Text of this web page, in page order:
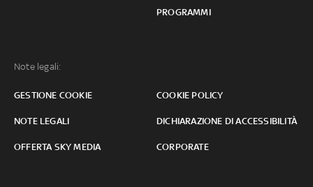
PROGRAMMI
Note legali:
GESTIONE COOKIE COOKIE POLICY
NOTE LEGALI DICHIARAZIONE DI ACCESSIBILITÀ
OFFERTA SKY MEDIA CORPORATE